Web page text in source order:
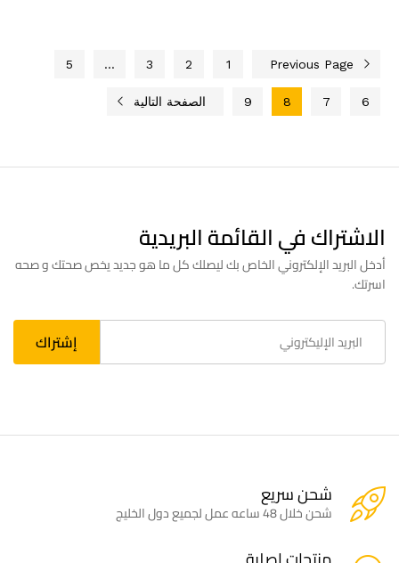
Previous Page
1
2
3
…
5
6
7
8
9 الصفحة التالية
الاشتراك في القائمة البريدية
أدخل البريد الإلكتروني الخاص بك ليصلك كل ما هو جديد يخص صحتك و صحه
اسرتك.
شحن سريع
شحن خلال 48 ساعه عمل لجميع دول الخليج